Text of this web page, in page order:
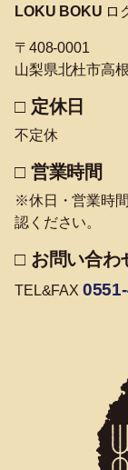
LOKU BOKU ロ
〒408-0001
山梨県北杜市高
□ 定休日
不定休
□ 営業時間
※休日・営業時
認ください。
□ お問い合わ
TEL&FAX